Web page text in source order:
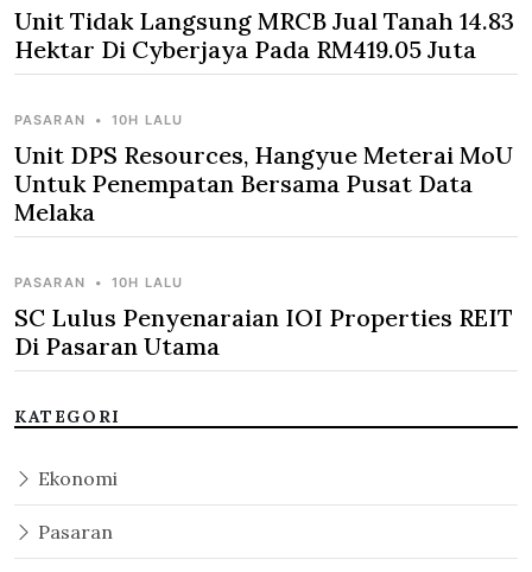
Unit Tidak Langsung MRCB Jual Tanah 14.83
Hektar Di Cyberjaya Pada RM419.05 Juta
PASARAN • 10H LALU
Unit DPS Resources, Hangyue Meterai MoU
Untuk Penempatan Bersama Pusat Data
Melaka
PASARAN • 10H LALU
SC Lulus Penyenaraian IOI Properties REIT
Di Pasaran Utama
KATEGORI
Ekonomi
Pasaran